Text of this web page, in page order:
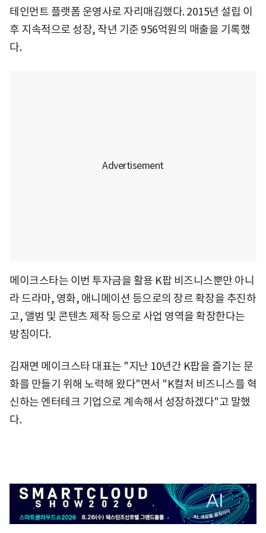
테인먼트 플랫폼 운영사로 자리매김했다. 2015년 설립 이
후 지속적으로 성장, 작년 기준 956억원의 매출을 기록했
다.
메이크스타는 이번 투자금을 활용 K팝 비즈니스뿐만 아니
라 드라마, 영화, 애니메이션 등으로의 장르 확장을 추진하
고, 앨범 및 콘텐츠 제작 등으로 사업 영역을 확장한다는
방침이다.
김재면 메이크스타 대표는 "지난 10년간 K팝을 즐기는 문
화를 만들기 위해 노력해 왔다"면서 "K컬처 비즈니스를 혁
신하는 엔터테크 기업으로 계속해서 성장하겠다"고 말했
다.